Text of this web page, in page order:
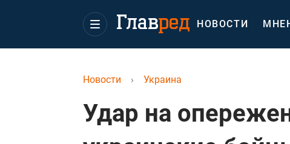
НОВОСТИ
Новости › Украина
Удар на